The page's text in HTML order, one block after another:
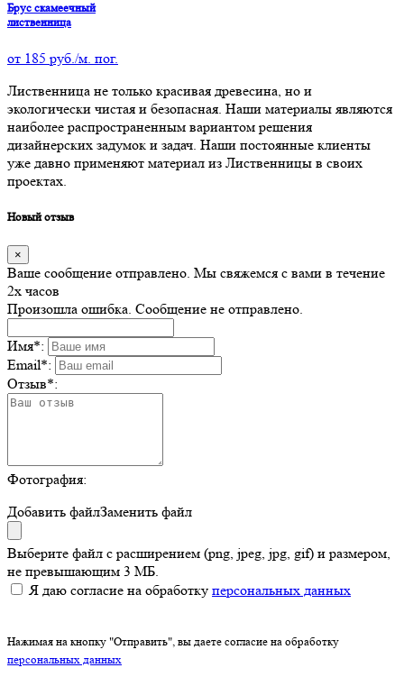
Брус скамеечный
лиственница
от 185 руб./м. пог.
Лиственница не только красивая древесина, но и
экологически чистая и безопасная. Наши материалы являются
наиболее распространенным вариантом решения
дизайнерских задумок и задач. Наши постоянные клиенты
уже давно применяют материал из Лиственницы в своих
проектах.
Новый отзыв
×
Ваше сообщение отправлено. Мы свяжемся с вами в течение
2х часов
Произошла ошибка. Сообщение не отправлено.
Имя*:
Email*:
Отзыв*:
Фотография:
Добавить файлЗаменить файл
Выберите файл с расширением (png, jpeg, jpg, gif) и размером,
не превышающим 3 МБ.
Я даю согласие на обработку персональных данных
Нажимая на кнопку "Отправить", вы даете согласие на обработку
персональных данных